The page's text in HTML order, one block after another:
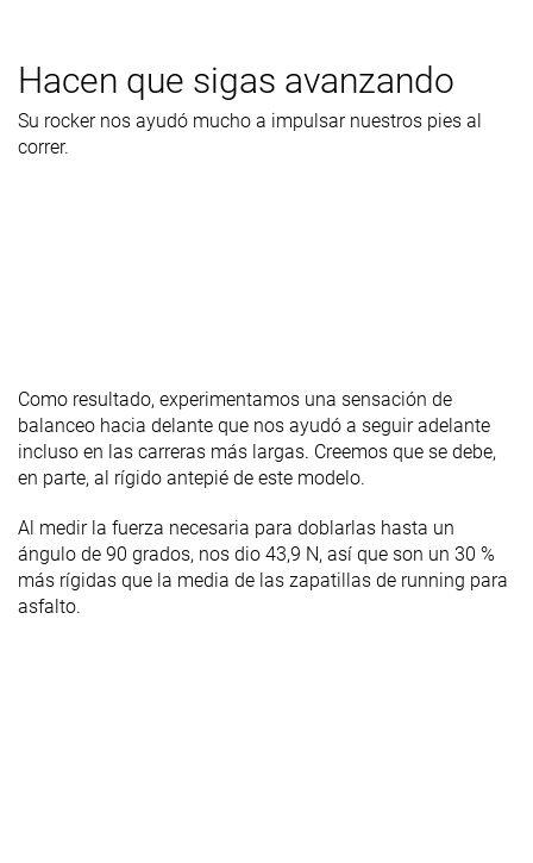
Hacen que sigas avanzando
Su rocker nos ayudó mucho a impulsar nuestros pies al
correr.
Como resultado, experimentamos una sensación de
balanceo hacia delante que nos ayudó a seguir adelante
incluso en las carreras más largas. Creemos que se debe,
en parte, al rígido antepié de este modelo.
Al medir la fuerza necesaria para doblarlas hasta un
ángulo de 90 grados, nos dio 43,9 N, así que son un 30 %
más rígidas que la media de las zapatillas de running para
asfalto.